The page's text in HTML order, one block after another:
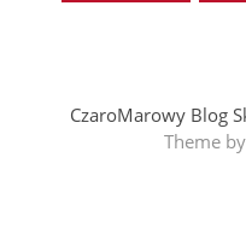
CzaroMarowy Blog
Theme by